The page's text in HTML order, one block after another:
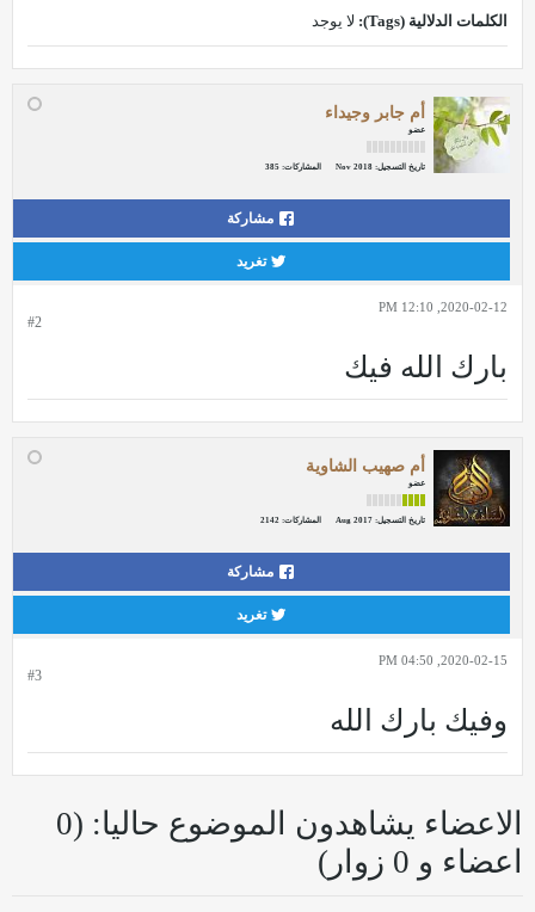
الكلمات الدلالية (Tags): لا يوجد
أم جابر وجيداء
عضو
تاريخ التسجيل: Nov 2018 المشاركات: 385
مشاركة
تغريد
#2
2020-02-12, 12:10 PM
بارك الله فيك
أم صهيب الشاوية
عضو
تاريخ التسجيل: Aug 2017 المشاركات: 2142
مشاركة
تغريد
#3
2020-02-15, 04:50 PM
وفيك بارك الله
الاعضاء يشاهدون الموضوع حاليا: (0
اعضاء و 0 زوار)